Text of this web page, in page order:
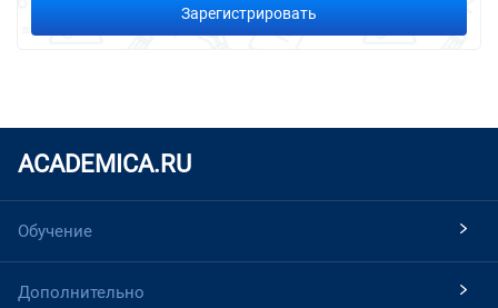
Зарегистрировать
ACADEMICA.RU
Обучение
Дополнительно